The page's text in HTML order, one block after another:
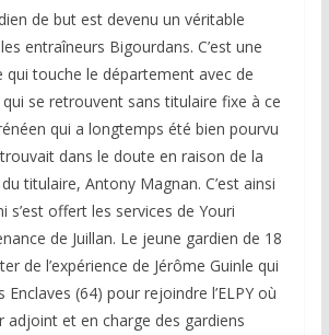
de but est devenu un véritable
entraîneurs Bigourdans. C’est une
qui touche le département avec de
se retrouvent sans titulaire fixe à ce
qui a longtemps été bien pourvu
dans le doute en raison de la
titulaire, Antony Magnan. C’est ainsi
s’est offert les services de Youri
de Juillan. Le jeune gardien de 18
de l’expérience de Jérôme Guinle qui
(64) pour rejoindre l’ELPY où
adjoint et en charge des gardiens